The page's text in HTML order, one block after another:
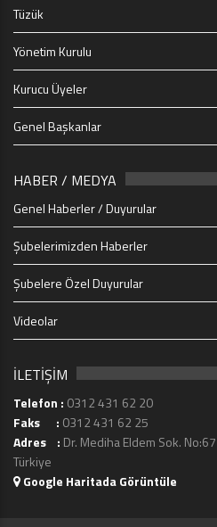
Tüzük
Yönetim Kurulu
Kurucu Üyeler
Genel Başkanlar
HABER / MEDYA
Genel Haberler / Duyurular
Şubelerimizden Haberler
Şubelere Özel Duyurular
Videolar
İLETİŞİM
Telefon : 0312 431 62 20
Faks : 0312 431 62 25
Adres : Dr. Mediha Eldem Sok.
Türkiye
Google Haritada Görüntüle